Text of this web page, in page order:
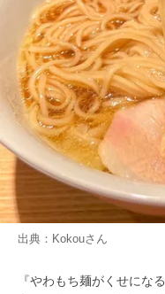
出典： Kokouさん
『やわもち麺がくせになる